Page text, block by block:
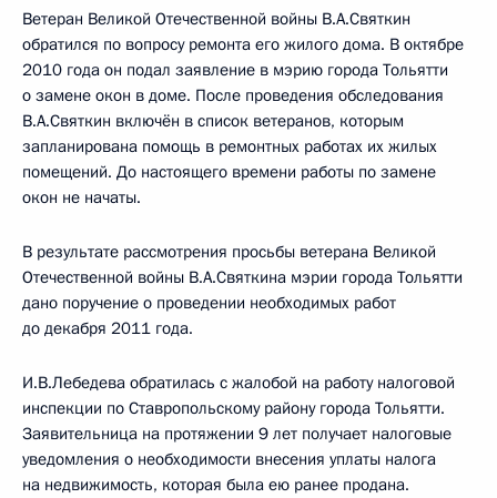
Ветеран Великой Отечественной войны В.А.Святкин
обратился по вопросу ремонта его жилого дома. В октябре
2010 года он подал заявление в мэрию города Тольятти
о замене окон в доме. После проведения обследования
В.А.Святкин включён в список ветеранов, которым
запланирована помощь в ремонтных работах их жилых
помещений. До настоящего времени работы по замене
окон не начаты.
В результате рассмотрения просьбы ветерана Великой
Отечественной войны В.А.Святкина мэрии города Тольятти
дано поручение о проведении необходимых работ
до декабря 2011 года.
И.В.Лебедева обратилась с жалобой на работу налоговой
инспекции по Ставропольскому району города Тольятти.
Заявительница на протяжении 9 лет получает налоговые
уведомления о необходимости внесения уплаты налога
на недвижимость, которая была ею ранее продана.